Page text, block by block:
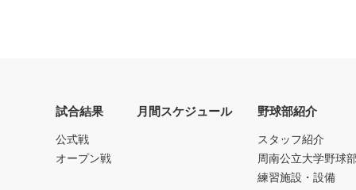
試合結果
公式戦
オープン戦
月間スケジュール 野球部紹介
スタッフ紹介
周南公立大学野球
練習施設・設備